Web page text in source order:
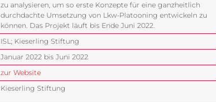
zu analysieren, um so erste Konzepte für eine ganzheitlich
durchdachte Umsetzung von Lkw-Platooning entwickeln zu
können. Das Projekt läuft bis Ende Juni 2022.
ISL; Kieserling Stiftung
Januar 2022 bis Juni 2022
zur Website
Kieserling Stiftung